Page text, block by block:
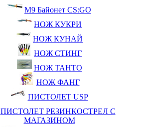
М9 Байонет CS:GO
НОЖ КУКРИ
НОЖ КУНАЙ
НОЖ СТИНГ
НОЖ ТАНТО
НОЖ ФАНГ
ПИСТОЛЕТ USP
ПИСТОЛЕТ РЕЗИНКОСТРЕЛ С
МАГАЗИНОМ